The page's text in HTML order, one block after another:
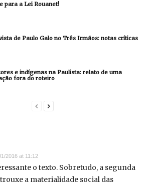
para a Lei Rouanet!
de Paulo Galo no Três Irmãos: notas críticas
e indígenas na Paulista: relato de uma
fora do roteiro
2016 at 11:12
o texto. Sobretudo, a segunda
a materialidade social das